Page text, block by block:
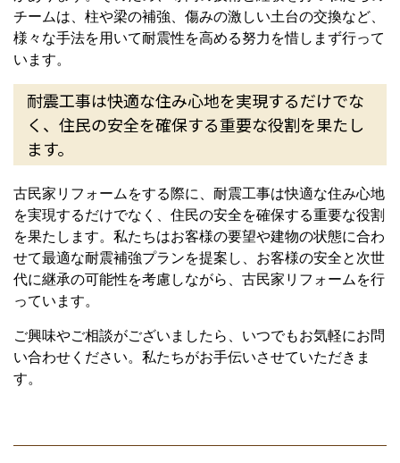
チームは、柱や梁の補強、傷みの激しい土台の交換など、
様々な手法を用いて耐震性を高める努力を惜しまず行って
います。
耐震工事は快適な住み心地を実現するだけでな
く、住民の安全を確保する重要な役割を果たし
ます。
古民家リフォームをする際に、耐震工事は快適な住み心地
を実現するだけでなく、住民の安全を確保する重要な役割
を果たします。私たちはお客様の要望や建物の状態に合わ
せて最適な耐震補強プランを提案し、お客様の安全と次世
代に継承の可能性を考慮しながら、古民家リフォームを行
っています。
ご興味やご相談がございましたら、いつでもお気軽にお問
い合わせください。私たちがお手伝いさせていただきま
す。